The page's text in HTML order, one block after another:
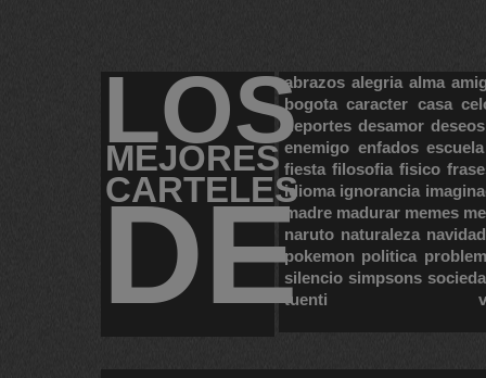
LOS
MEJORES
CARTELES
DE
abrazos alegria alma
bogota caracter casa
deportes desamor deseos
enemigo enfados escuela
fiesta filosofia fisico
idioma ignorancia
madre madurar memes
naruto naturaleza navidad
pokemon politica
silencio simpsons
tuenti